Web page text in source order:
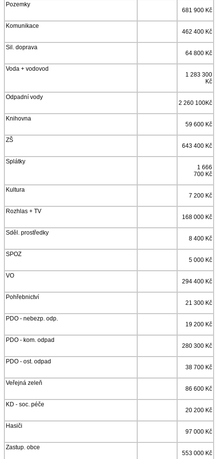
Pozemky
681 900 Kč
Komunikace
462 400 Kč
Sil. doprava
64 800 Kč
Voda + vodovod
1 283 300
Kč
Odpadní vody
2 260 100Kč
Knihovna
59 600 Kč
ZŠ
643 400 Kč
Splátky
1 666
700 Kč
Kultura
7 200 Kč
Rozhlas + TV
168 000 Kč
Sděl. prostředky
8 400 Kč
SPOZ
5 000 Kč
VO
294 400 Kč
Pohřebnictví
21 300 Kč
PDO - nebezp. odp.
19 200 Kč
PDO - kom. odpad
280 300 Kč
PDO - ost. odpad
38 700 Kč
Veřejná zeleň
86 600 Kč
KD - soc. péče
20 200 Kč
Hasiči
97 000 Kč
Zastup. obce
553 000 Kč